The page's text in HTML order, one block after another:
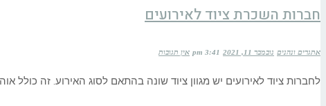
חברות השכרת ציוד לאירועים
אתגרים ונהנים נובמבר 11, 2021 3:41 pm אין תגובות
לחברות ציוד לאירועים יש מגוון ציוד שונה בהתאם לסוג האירוע. זה כולל